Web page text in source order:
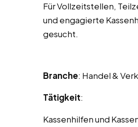
Für Vollzeitstellen,
und engagierte
gesucht.
Branche: Handel &
Tätigkeit:
Kassenhilfen und